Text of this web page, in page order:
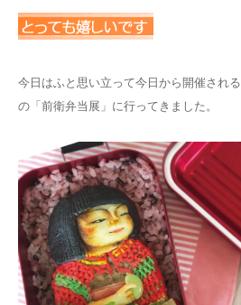
今日はふと思い立って今日から開催される
の「前衛弁当展」に行ってきました。